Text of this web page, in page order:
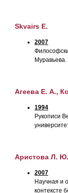
Skvairs E.
2007
Агеева Е. А.,
1994
Рукописи
Аристова Л. Ю.
2007
Научная и
контексте